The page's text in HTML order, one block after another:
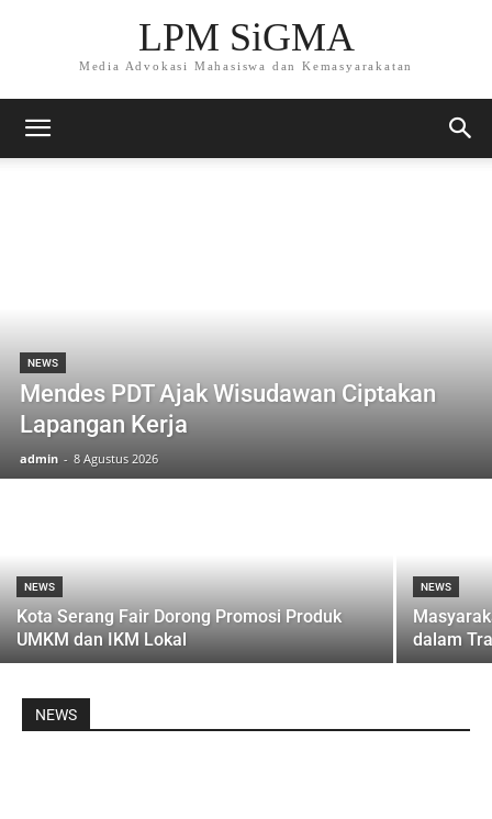
LPM SiGMA
Media Advokasi Mahasiswa dan Kemasyarakatan
NEWS
Mendes PDT Ajak Wisudawan Ciptakan
Lapangan Kerja
admin - 8 Agustus 2026
NEWS
Kota Serang Fair Dorong Promosi Produk
UMKM dan IKM Lokal
NEWS
dalam
NEWS